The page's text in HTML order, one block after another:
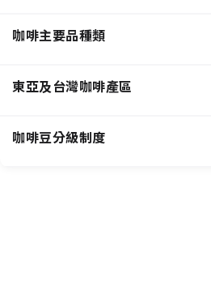
咖啡主要品種類
東亞及台灣咖啡產區
咖啡豆分級制度